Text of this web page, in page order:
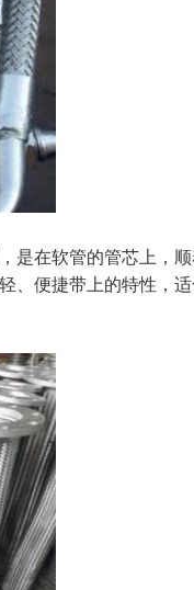
是在软管的管芯上，
、便捷带上的特性，